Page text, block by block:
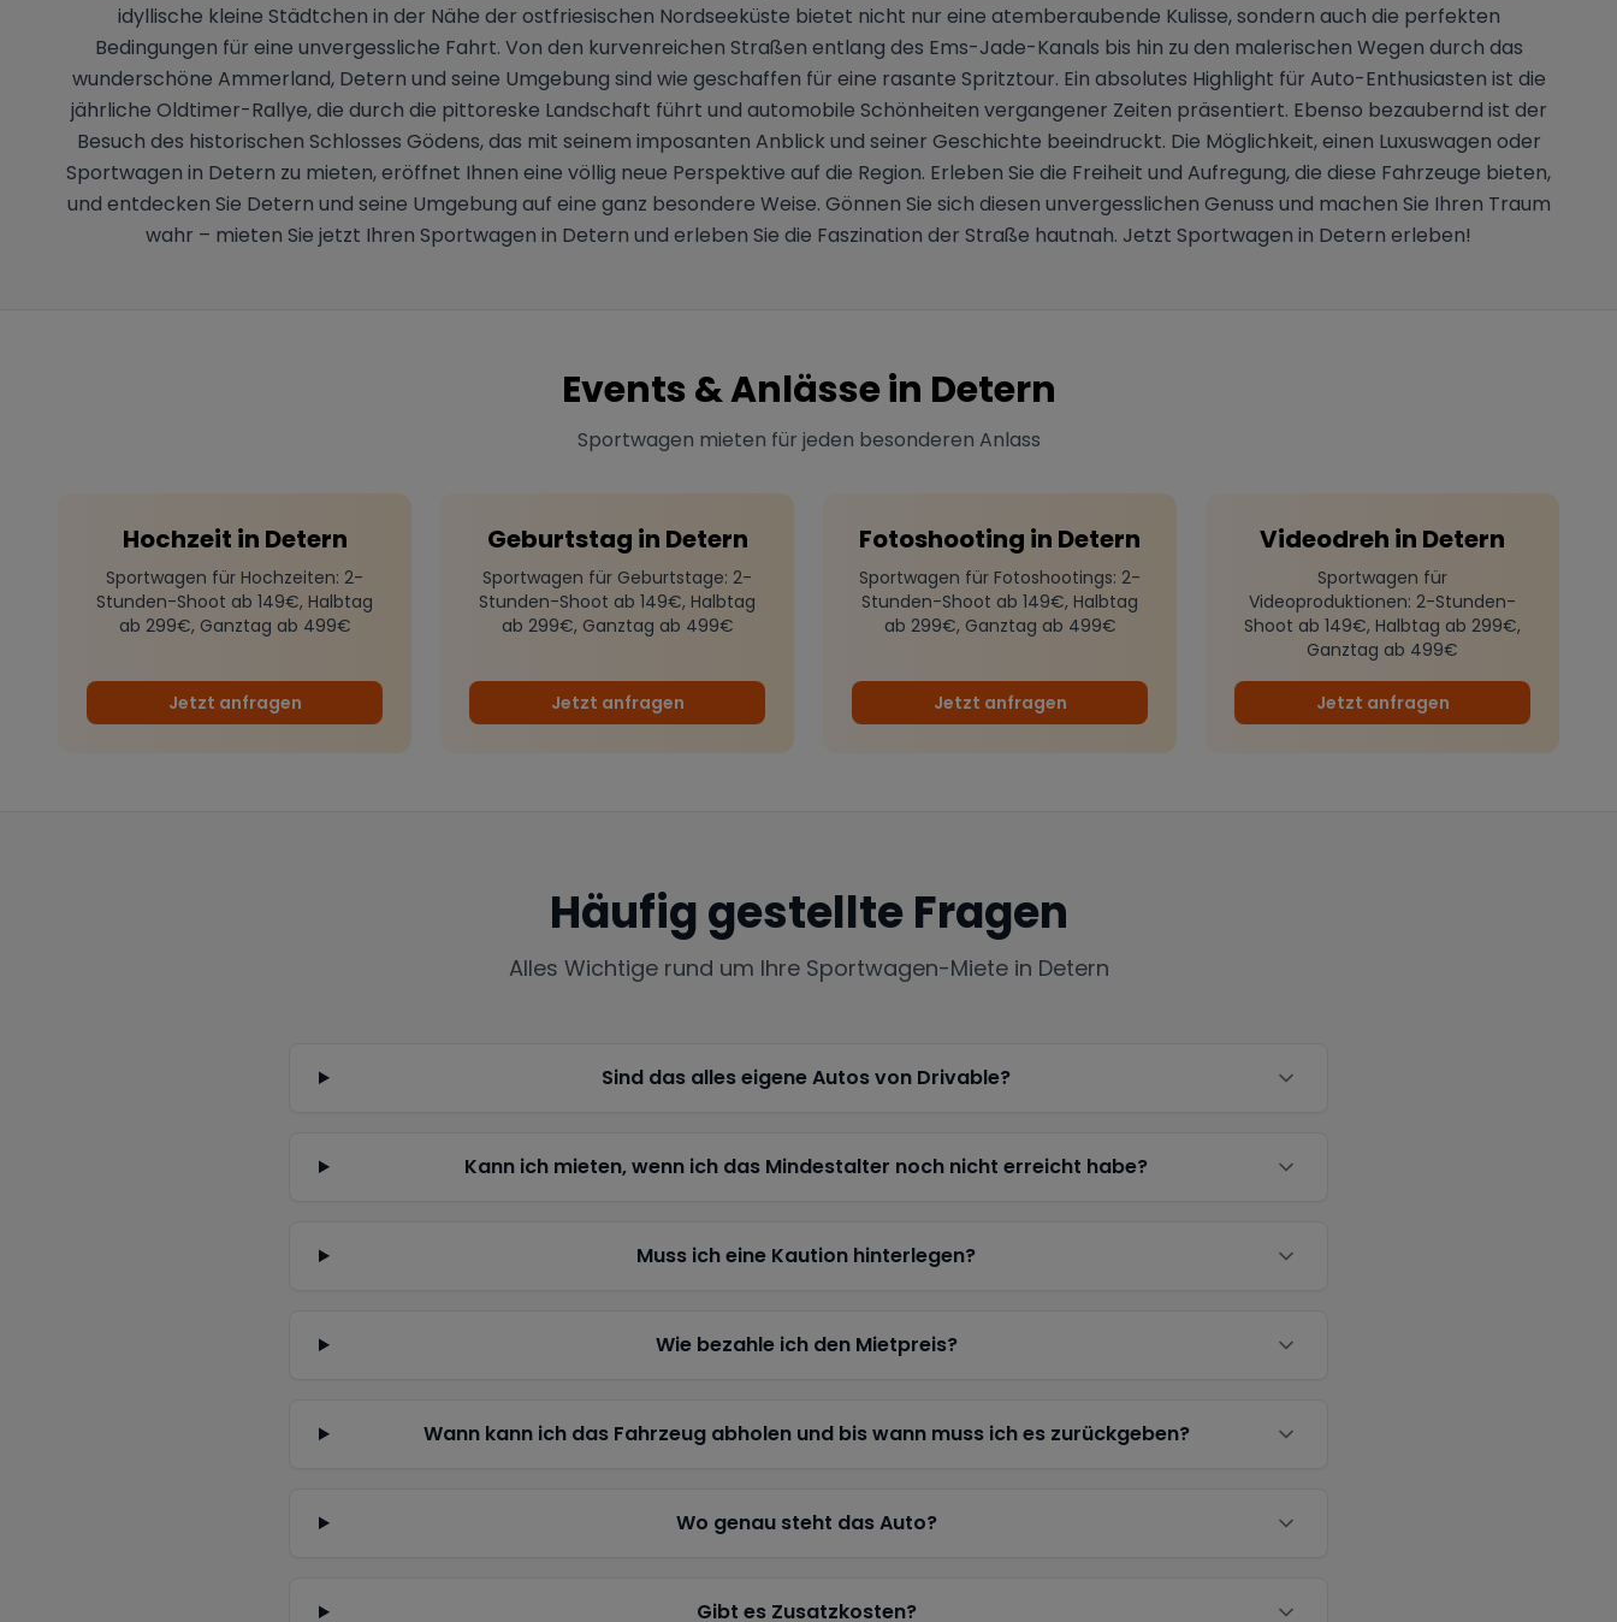
idyllische kleine Städtchen in der Nähe der ostfriesischen Nordseeküste bietet nicht nur eine atemberaubende Kulisse, sondern auch die perfekten
Bedingungen für eine unvergessliche Fahrt. Von den kurvenreichen Straßen entlang des Ems-Jade-Kanals bis hin zu den malerischen Wegen durch das
wunderschöne Ammerland, Detern und seine Umgebung sind wie geschaffen für eine rasante Spritztour. Ein absolutes Highlight für Auto-Enthusiasten ist die
jährliche Oldtimer-Rallye, die durch die pittoreske Landschaft führt und automobile Schönheiten vergangener Zeiten präsentiert. Ebenso bezaubernd ist der
Besuch des historischen Schlosses Gödens, das mit seinem imposanten Anblick und seiner Geschichte beeindruckt. Die Möglichkeit, einen Luxuswagen oder
Sportwagen in Detern zu mieten, eröffnet Ihnen eine völlig neue Perspektive auf die Region. Erleben Sie die Freiheit und Aufregung, die diese Fahrzeuge bieten,
und entdecken Sie Detern und seine Umgebung auf eine ganz besondere Weise. Gönnen Sie sich diesen unvergesslichen Genuss und machen Sie Ihren Traum
wahr – mieten Sie jetzt Ihren Sportwagen in Detern und erleben Sie die Faszination der Straße hautnah. Jetzt Sportwagen in Detern erleben!
Events & Anlässe in Detern
Sportwagen mieten für jeden besonderen Anlass
Hochzeit in Detern
Sportwagen für Hochzeiten: 2-
Stunden-Shoot ab 149€, Halbtag
ab 299€, Ganztag ab 499€
Jetzt anfragen
Geburtstag in Detern
Sportwagen für Geburtstage: 2-
Stunden-Shoot ab 149€, Halbtag
ab 299€, Ganztag ab 499€
Jetzt anfragen
Fotoshooting in Detern
Sportwagen für Fotoshootings: 2-
Stunden-Shoot ab 149€, Halbtag
ab 299€, Ganztag ab 499€
Jetzt anfragen
Videodreh in Detern
Sportwagen für
Videoproduktionen: 2-Stunden-
Shoot ab 149€, Halbtag ab 299€,
Ganztag ab 499€
Jetzt anfragen
Häufig gestellte Fragen
Alles Wichtige rund um Ihre Sportwagen-Miete in Detern
Sind das alles eigene Autos von Drivable?
Kann ich mieten, wenn ich das Mindestalter noch nicht erreicht habe?
Muss ich eine Kaution hinterlegen?
Wie bezahle ich den Mietpreis?
Wann kann ich das Fahrzeug abholen und bis wann muss ich es zurückgeben?
Wo genau steht das Auto?
Gibt es Zusatzkosten?